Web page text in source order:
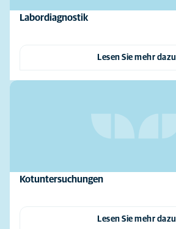
Labordiagnostik
Lesen Sie mehr dazu
Kotuntersuchungen
Lesen Sie mehr dazu